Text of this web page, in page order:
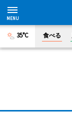
35°C 食べる